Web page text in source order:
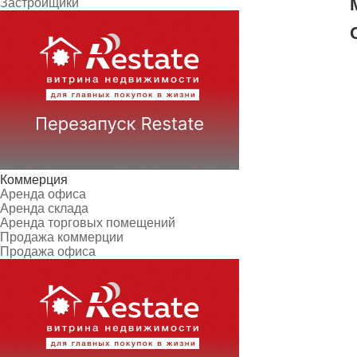
Застройщики
Коммерция
Аренда офиса
Аренда склада
Аренда торговых помещений
Продажа коммерции
Продажа офиса